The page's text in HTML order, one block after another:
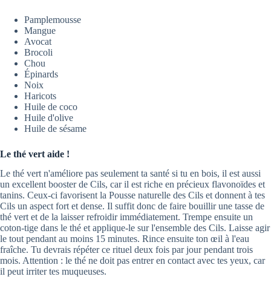
Pamplemousse
Mangue
Avocat
Brocoli
Chou
Épinards
Noix
Haricots
Huile de coco
Huile d'olive
Huile de sésame
Le thé vert aide !
Le thé vert n'améliore pas seulement ta santé si tu en bois, il est aussi
un excellent booster de Cils, car il est riche en précieux flavonoïdes et
tanins. Ceux-ci favorisent la Pousse naturelle des Cils et donnent à tes
Cils un aspect fort et dense. Il suffit donc de faire bouillir une tasse de
thé vert et de la laisser refroidir immédiatement. Trempe ensuite un
coton-tige dans le thé et applique-le sur l'ensemble des Cils. Laisse agir
le tout pendant au moins 15 minutes. Rince ensuite ton œil à l'eau
fraîche. Tu devrais répéter ce rituel deux fois par jour pendant trois
mois. Attention : le thé ne doit pas entrer en contact avec tes yeux, car
il peut irriter tes muqueuses.